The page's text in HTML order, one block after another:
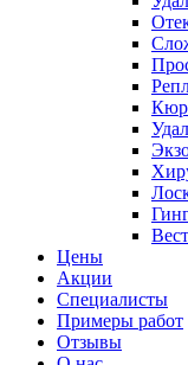
Цены
Акции
Специалисты
Примеры работ
Отзывы